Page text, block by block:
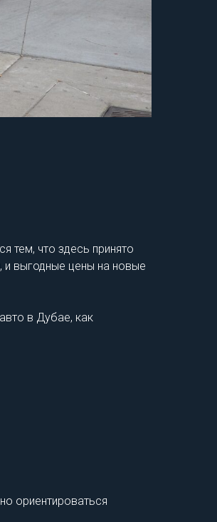
тем, что здесь принято
и выгодные цены на новые
в Дубае, как
ориентироваться